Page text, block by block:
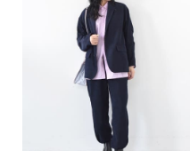
商品タイプ
通常商品
セール価格